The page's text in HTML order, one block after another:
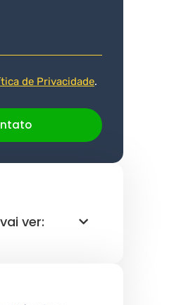
de Privacidade.
ver: